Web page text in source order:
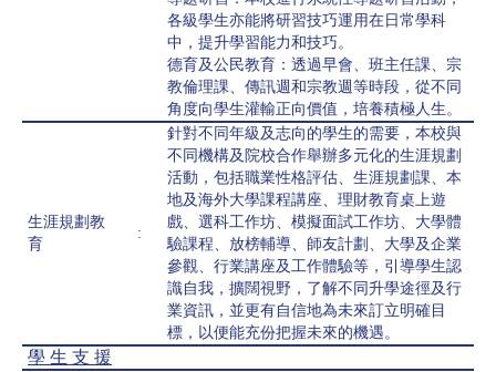
各級學生亦能將研習技巧運用在日常學科
中，提升學習能力和技巧。
德育及公民教育：透過早會、班主任課、宗
教倫理課、傳訊週和宗教週等時段，從不同
角度向學生灌輸正向價值，培養積極人生。
生涯規劃教
育
:
針對不同年級及志向的學生的需要，本校與
不同機構及院校合作舉辦多元化的生涯規劃
活動，包括職業性格評估、生涯規劃課、本
地及海外大學課程講座、理財教育桌上遊
戲、選科工作坊、模擬面試工作坊、大學體
驗課程、放榜輔導、師友計劃、大學及企業
參觀、行業講座及工作體驗等，引導學生認
識自我，擴闊視野，了解不同升學途徑及行
業資訊，並更有自信地為未來訂立明確目
標，以便能充份把握未來的機遇。
學 生 支 援